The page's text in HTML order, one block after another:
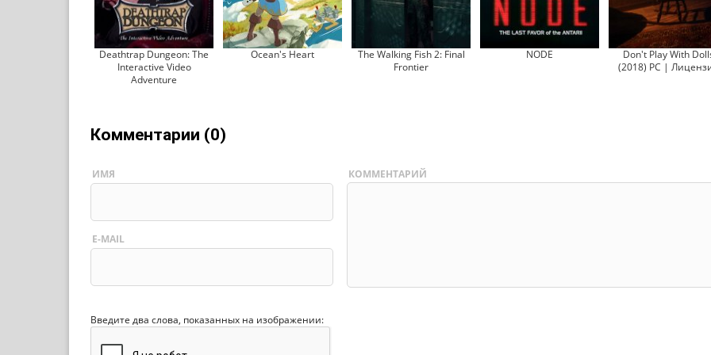
Deathtrap Dungeon: The
Interactive Video
Adventure
Ocean's Heart
The Walking Fish 2: Final
Frontier
NODE
Don't Play With
(2018) PC |
Комментарии (0)
ИМЯ
E-MAIL
КОММЕНТАРИЙ
Введите два слова, показанных на изображении: